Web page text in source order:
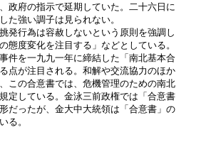
政府の指示で延期していた。二十六日に
た強い調子は見られない。
発行為は容赦しないという原則を強調し
態度変化を注目する」などとしている。
件を一九九一年に締結した「南北基本合
点が注目される。和解や交流協力のほか
この合意書では、危機管理のための南北
定している。金泳三前政権では「合意書
だったが、金大中大統領は「合意書」の
る。